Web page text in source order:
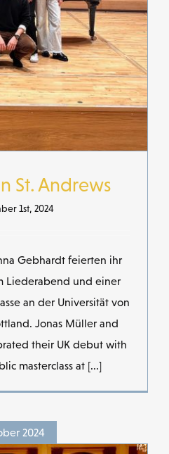
St. Andrews
1st, 2024
Gebhardt feierten ihr
Liederabend und einer
an der Universität von
Jonas Müller and
their UK debut with
masterclass at [...]
2024